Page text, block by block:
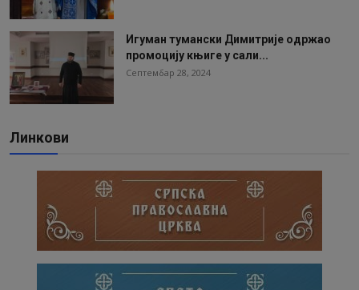
Игуман тумански Димитрије одржао
промоцију књиге у сали...
Септембар 28, 2024
Линкови